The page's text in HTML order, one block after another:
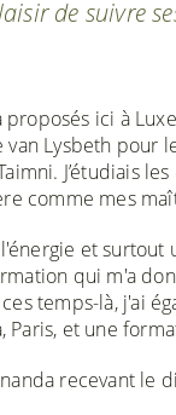
de suivre
proposés ici à
Lysbeth pour
J’étudiais
comme mes
et
qui m'a
temps-là, j'ai
et une
recevant le